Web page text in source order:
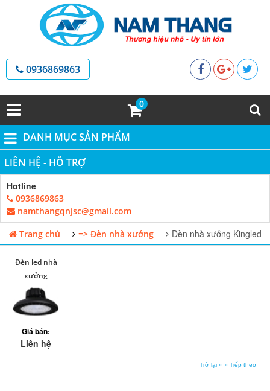
0936869863
0
DANH MỤC SẢN PHẨM
LIÊN HỆ - HỖ TRỢ
Hotline
0936869863
namthangqnjsc@gmail.com
Trang chủ
=> Đèn nhà xưởng Đèn nhà xưởng Kingled
Đèn led nhà
xưởng
hightbay
KingEco (100-
150-200w)
Giá bán:
Liên hệ
Trở lại « » Tiếp theo